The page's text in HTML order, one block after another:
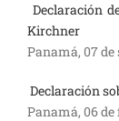
Declaración
Kirchner
Panamá, 07
Declaración
Panamá, 06 de